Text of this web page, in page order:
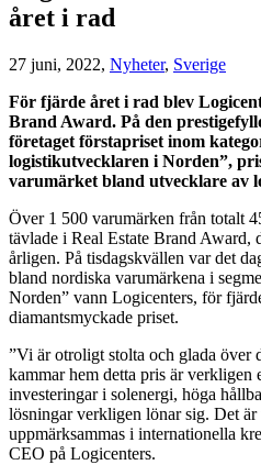
året i rad
27 juni, 2022, Nyheter, Sverige
För fjärde året i rad blev
Brand Award. På den
företaget förstapriset inom
logistikutvecklaren i Norden”,
varumärket bland utvecklare av
Över 1 500 varumärken från totalt
tävlade i Real Estate Brand Award,
årligen. På tisdagskvällen var det
bland nordiska varumärkena i
Norden” vann Logicenters, för
diamantsmyckade priset.
”Vi är otroligt stolta och glada över
kammar hem detta pris är verkligen
investeringar i solenergi, höga
lösningar verkligen lönar sig. Det
uppmärksammas i internationella
CEO på Logicenters.